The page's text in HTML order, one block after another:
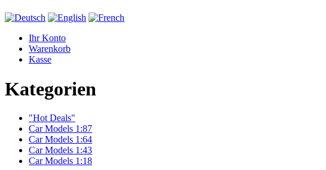
Ihr Konto
Warenkorb
Kasse
Kategorien
"Hot Deals"
Car Models 1:87
Car Models 1:64
Car Models 1:43
Car Models 1:18